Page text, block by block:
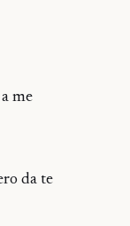
me
da te